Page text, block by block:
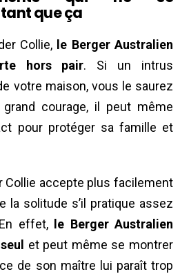
que ça
Collie, le Berger Australien
hors pair. Si un intrus
votre maison, vous le saurez
grand courage, il peut même
pour protéger sa famille et
Collie accepte plus facilement
la solitude s’il pratique assez
effet,
le Berger Australien
et peut même se montrer
de son maître lui paraît trop